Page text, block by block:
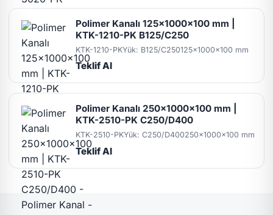
Polimer Kanalı 125x1000x100 mm |
KTK-1210-PK B125/C250
KTK-1210-PKYük: B125/C250125x1000x100 mm
Teklif Al
Polimer Kanalı 250x1000x100 mm |
KTK-2510-PK C250/D400
KTK-2510-PKYük: C250/D400250x1000x100 mm
Teklif Al